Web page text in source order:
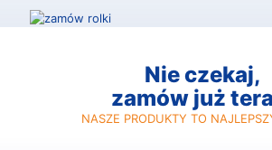
Nie czekaj,
zamów już
NASZE PRODUKTY TO